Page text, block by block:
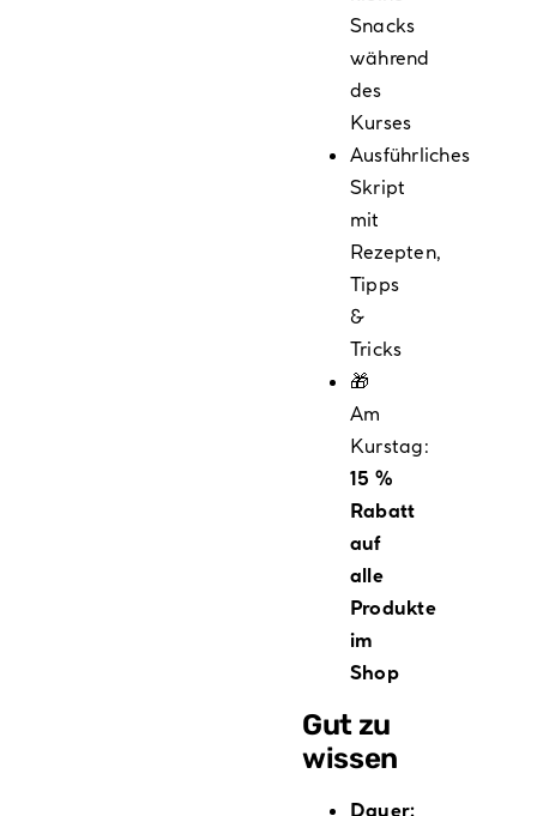
Snacks
während
des
Kurses
Ausführliches
Skript
mit
Rezepten,
Tipps
&
Tricks
🎁
Am
Kurstag:
15 %
Rabatt
auf
alle
Produkte
im
Shop
Gut zu
wissen
Dauer: